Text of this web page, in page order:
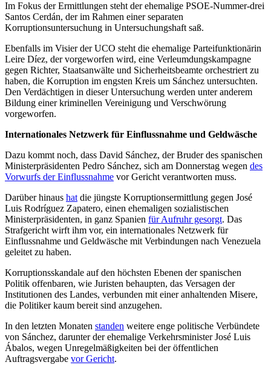
Im Fokus der Ermittlungen steht der ehemalige PSOE-Nummer-drei
Santos Cerdán, der im Rahmen einer separaten
Korruptionsuntersuchung in Untersuchungshaft saß.
Ebenfalls im Visier der UCO steht die ehemalige Parteifunktionärin
Leire Díez, der vorgeworfen wird, eine Verleumdungskampagne
gegen Richter, Staatsanwälte und Sicherheitsbeamte orchestriert zu
haben, die Korruption im engsten Kreis um Sánchez untersuchten.
Den Verdächtigen in dieser Untersuchung werden unter anderem
Bildung einer kriminellen Vereinigung und Verschwörung
vorgeworfen.
Internationales Netzwerk für Einflussnahme und Geldwäsche
Dazu kommt noch, dass David Sánchez, der Bruder des spanischen
Ministerpräsidenten Pedro Sánchez, sich am Donnerstag wegen des
Vorwurfs der Einflussnahme vor Gericht verantworten muss.
Darüber hinaus hat die jüngste Korruptionsermittlung gegen José
Luis Rodríguez Zapatero, einen ehemaligen sozialistischen
Ministerpräsidenten, in ganz Spanien für Aufruhr gesorgt. Das
Strafgericht wirft ihm vor, ein internationales Netzwerk für
Einflussnahme und Geldwäsche mit Verbindungen nach Venezuela
geleitet zu haben.
Korruptionsskandale auf den höchsten Ebenen der spanischen
Politik offenbaren, wie Juristen behaupten, das Versagen der
Institutionen des Landes, verbunden mit einer anhaltenden Misere,
die Politiker kaum bereit sind anzugehen.
In den letzten Monaten standen weitere enge politische Verbündete
von Sánchez, darunter der ehemalige Verkehrsminister José Luis
Ábalos, wegen Unregelmäßigkeiten bei der öffentlichen
Auftragsvergabe vor Gericht.